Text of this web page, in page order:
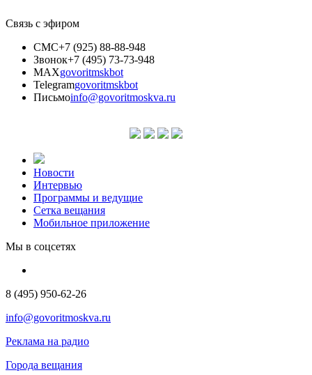
Связь с эфиром
СМС+7 (925) 88-88-948
Звонок+7 (495) 73-73-948
MAXgovoritmskbot
Telegramgovoritmskbot
Письмоinfo@govoritmoskva.ru
Новости
Интервью
Программы и ведущие
Сетка вещания
Мобильное приложение
Мы в соцсетях
8 (495) 950-62-26
info@govoritmoskva.ru
Реклама на радио
Города вещания